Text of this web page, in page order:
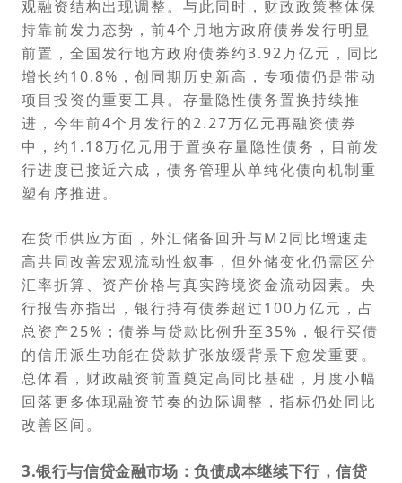
观融资结构出现调整。与此同时，财政政策整体保
持靠前发力态势，前4个月地方政府债券发行明显
前置，全国发行地方政府债券约3.92万亿元，同比
增长约10.8%，创同期历史新高，专项债仍是带动
项目投资的重要工具。存量隐性债务置换持续推
进，今年前4个月发行的2.27万亿元再融资债券
中，约1.18万亿元用于置换存量隐性债务，目前发
行进度已接近六成，债务管理从单纯化债向机制重
塑有序推进。
在货币供应方面，外汇储备回升与M2同比增速走
高共同改善宏观流动性叙事，但外储变化仍需区分
汇率折算、资产价格与真实跨境资金流动因素。央
行报告亦指出，银行持有债券超过100万亿元，占
总资产25%；债券与贷款比例升至35%，银行买债
的信用派生功能在贷款扩张放缓背景下愈发重要。
总体看，财政融资前置奠定高同比基础，月度小幅
回落更多体现融资节奏的边际调整，指标仍处同比
改善区间。
3.银行与信贷金融市场：负债成本继续下行，信贷